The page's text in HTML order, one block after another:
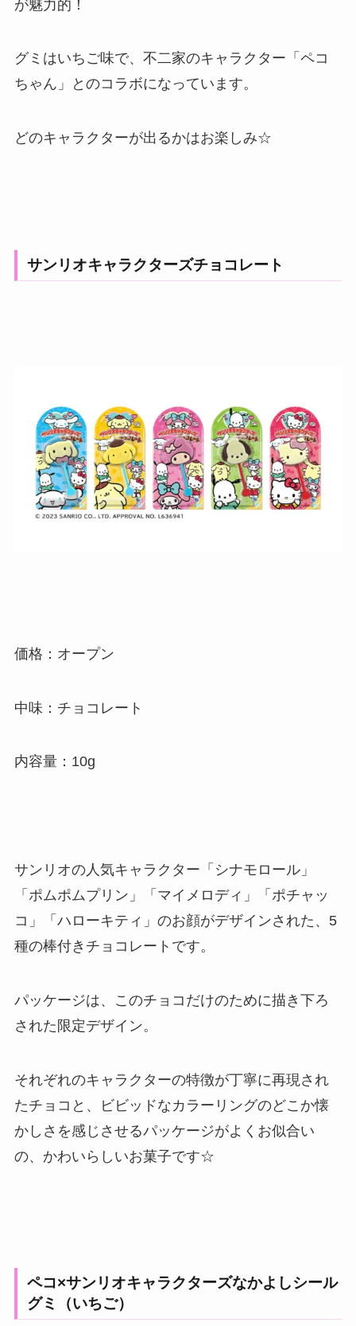
が魅力的！
グミはいちご味で、不二家のキャラクター「ペコ
ちゃん」とのコラボになっています。
どのキャラクターが出るかはお楽しみ☆
サンリオキャラクターズチョコレート
価格：オープン
中味：チョコレート
内容量：10g
サンリオの人気キャラクター「シナモロール」
「ポムポムプリン」「マイメロディ」「ポチャッ
コ」「ハローキティ」のお顔がデザインされた、5
種の棒付きチョコレートです。
パッケージは、このチョコだけのために描き下ろ
された限定デザイン。
それぞれのキャラクターの特徴が丁寧に再現され
たチョコと、ビビッドなカラーリングのどこか懐
かしさを感じさせるパッケージがよくお似合い
の、かわいらしいお菓子です☆
ペコ×サンリオキャラクターズなかよしシール
グミ（いちご）